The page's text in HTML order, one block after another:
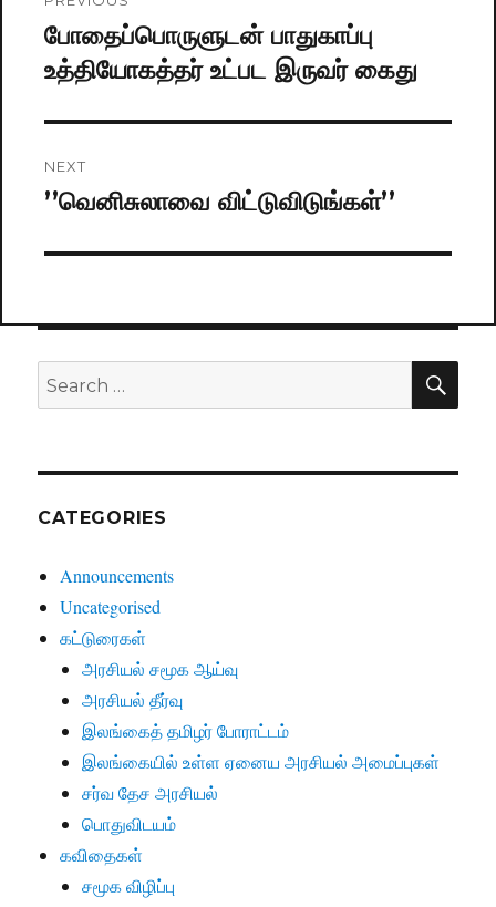
navigation
Previous
post:
போதைப்பொருளுடன் பாதுகாப்பு
உத்தியோகத்தர் உட்பட இருவர் கைது
NEXT
Next
’’வெனிசுலாவை விட்டுவிடுங்கள்’’
Search
for:
CATEGORIES
Announcements
Uncategorised
கட்டுரைகள்
அரசியல் சமூக ஆய்வு
அரசியல் தீர்வு
இலங்கைத் தமிழர் போராட்டம்
இலங்கையில் உள்ள ஏனைய அரசியல் அமைப்புகள்
சர்வ தேச அரசியல்
பொதுவிடயம்
கவிதைகள்
சமூக விழிப்பு